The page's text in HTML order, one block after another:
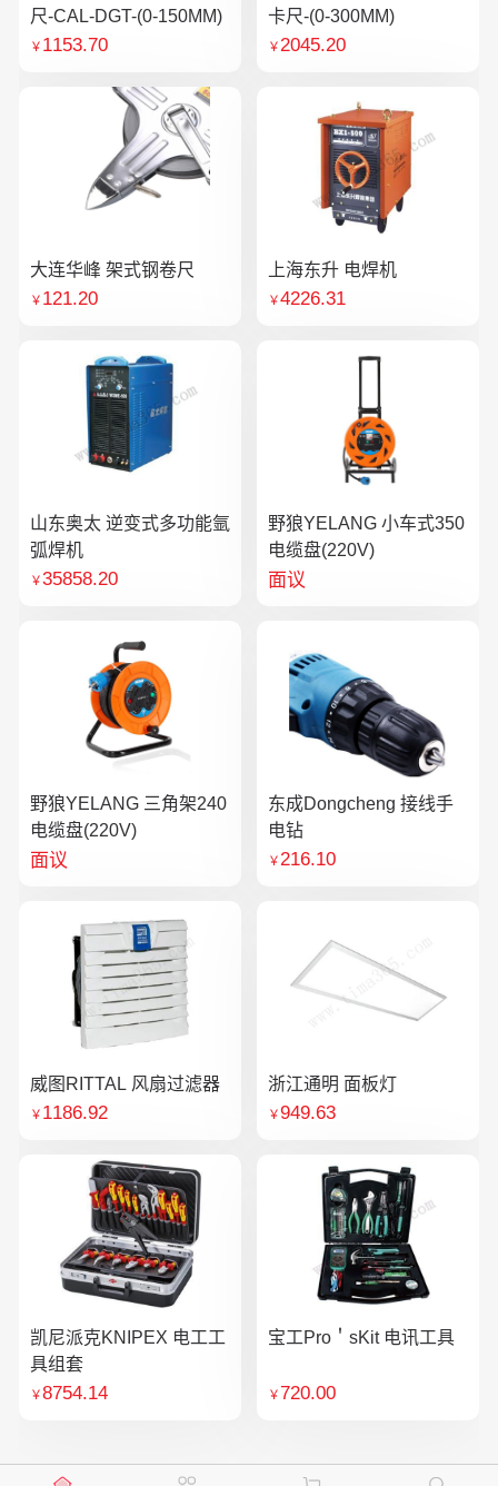
尺-CAL-DGT-(0-150MM)
￥ 1153.70
卡尺-(0-300MM)
￥2045.20
大连华峰 架式钢卷尺
￥ 121.20
上海东升 电焊机
￥4226.31
山东奥太 逆变式多功能氩
弧焊机
￥35858.20
野狼YELANG 小车式350
电缆盘(220V)
面议
野狼YELANG 三角架240
电缆盘(220V)
面议
东成Dongcheng 接线手
电钻
￥216.10
威图RITTAL 风扇过滤器
￥ 1186.92
浙江通明 面板灯
￥949.63
凯尼派克KNIPEX 电工工
具组套
￥8754.14
宝工Pro＇sKit 电讯工具
￥720.00